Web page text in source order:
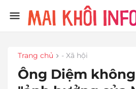
Trang chủ - Xã hội
Ông Diệm